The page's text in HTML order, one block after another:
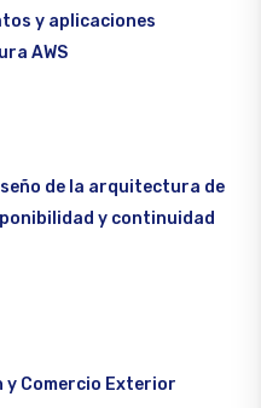
y aplicaciones
AWS
de la arquitectura de
y continuidad
y Comercio Exterior